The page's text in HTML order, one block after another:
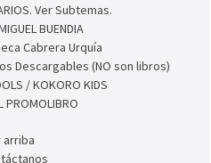
AUTISMIND
Edição portuguesa.
FONODIL
Ver Subtemas.
BUENDIA
Descargables (NO son libros)
/ KOKORO KIDS